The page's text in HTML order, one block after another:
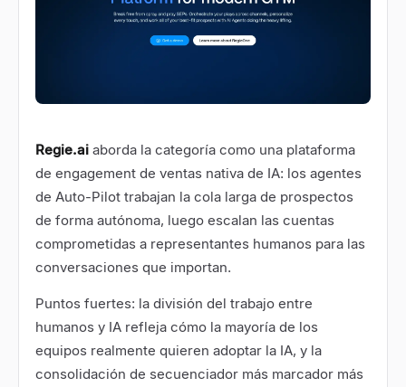
Regie.ai aborda la categoría como una plataforma
de engagement de ventas nativa de IA: los agentes
de Auto-Pilot trabajan la cola larga de prospectos
de forma autónoma, luego escalan las cuentas
comprometidas a representantes humanos para las
conversaciones que importan.
Puntos fuertes: la división del trabajo entre
humanos y IA refleja cómo la mayoría de los
equipos realmente quieren adoptar la IA, y la
consolidación de secuenciador más marcador más